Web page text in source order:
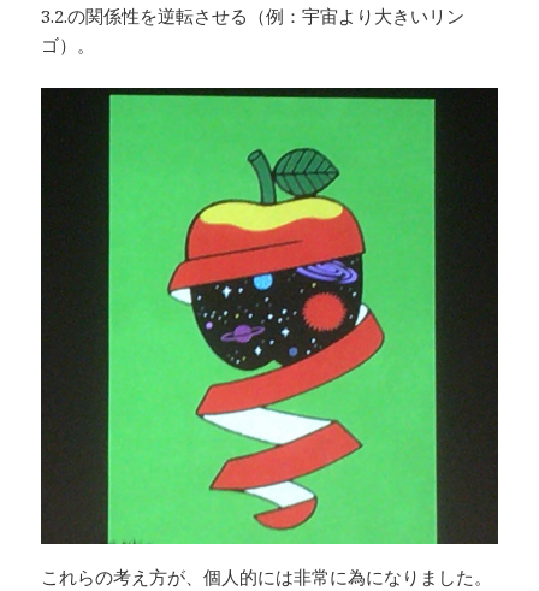
3.2.の関係性を逆転させる（例：宇宙より大きいリン
ゴ）。
これらの考え方が、個人的には非常に為になりました。